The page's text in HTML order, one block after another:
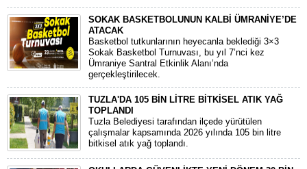
SOKAK BASKETBOLUNUN KALBİ ÜMRANİYE’DE
ATACAK
Basketbol tutkunlarının heyecanla beklediği 3×3
Sokak Basketbol Turnuvası, bu yıl 7’nci kez
Ümraniye Santral Etkinlik Alanı’nda
gerçekleştirilecek.
TUZLA'DA 105 BİN LİTRE BİTKİSEL ATIK YAĞ
TOPLANDI
Tuzla Belediyesi tarafından ilçede yürütülen
çalışmalar kapsamında 2026 yılında 105 bin litre
bitkisel atık yağ toplandı.